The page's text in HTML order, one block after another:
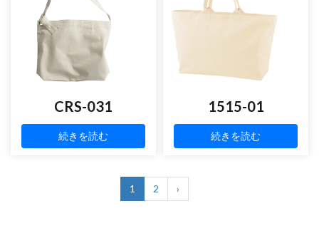
CRS-031
続きを読む
1515-01
続きを読む
1 2 ›